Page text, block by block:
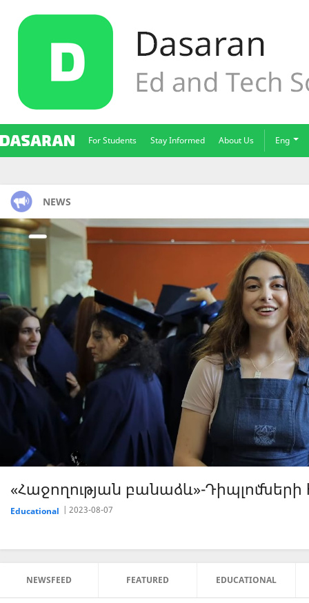
For Students Stay Informed About Us Eng
NEWS
«Հաջողության բանաձև»-Դիպլոմների
Educational 2023-08-07
NEWSFEED FEATURED EDUCATIONAL